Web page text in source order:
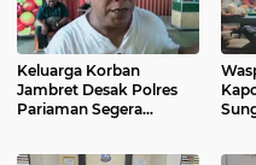
Keluarga Korban
Jambret Desak Polres
Pariaman Segera